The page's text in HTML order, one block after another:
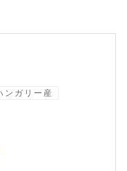
ンガリー産